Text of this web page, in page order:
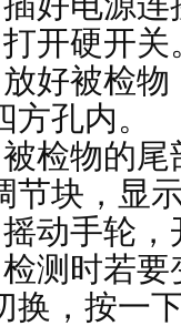
开硬开关
好被检
方孔内。
检物的
节块，显
动手轮，
测时若要
换，按一